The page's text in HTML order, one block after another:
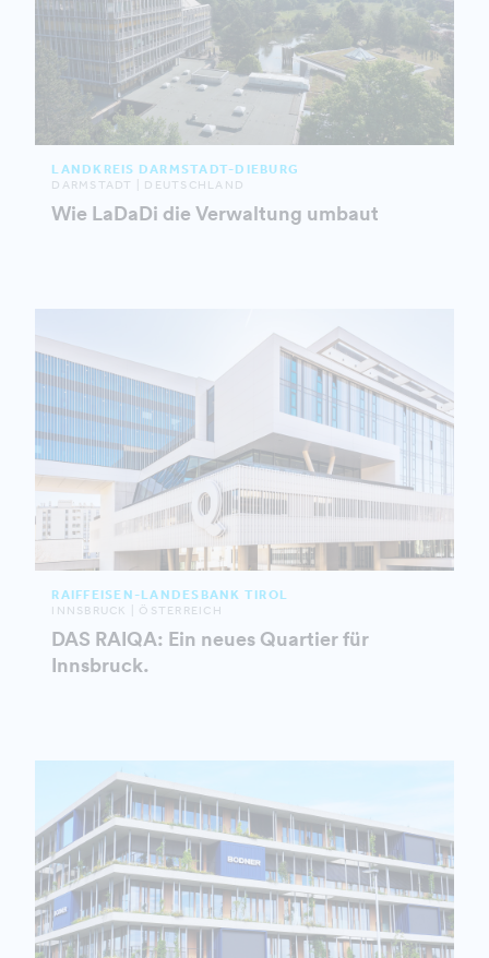
LANDKREIS DARMSTADT-DIEBURG
DARMSTADT | DEUTSCHLAND
Wie LaDaDi die Verwaltung umbaut
RAIFFEISEN-LANDESBANK TIROL
INNSBRUCK | ÖSTERREICH
DAS RAIQA: Ein neues Quartier für
Innsbruck.